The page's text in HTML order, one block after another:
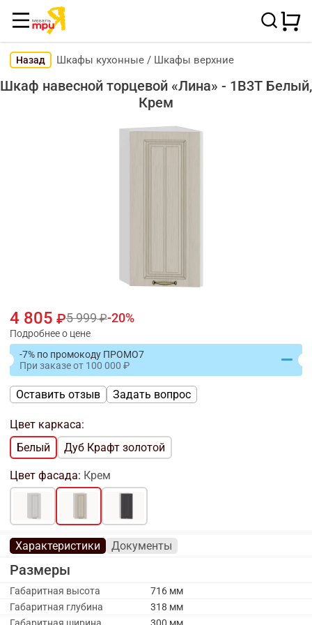
Назад Шкафы кухонные / Шкафы верхние
Шкаф навесной торцевой «Лина» - 1В3Т Белый,
Крем
4 805 5 999 20
Подробнее о цене
-7% по промокоду ПРОМО7
При заказеот 100 000
Оставить отзыв Задать вопрос
Цвет каркаса:
Белый
Дуб Крафт золотой
Цвет фасада: Крем
Характеристики Документы
Размеры
Габаритная высота
716 мм
Габаритная глубина
318 мм